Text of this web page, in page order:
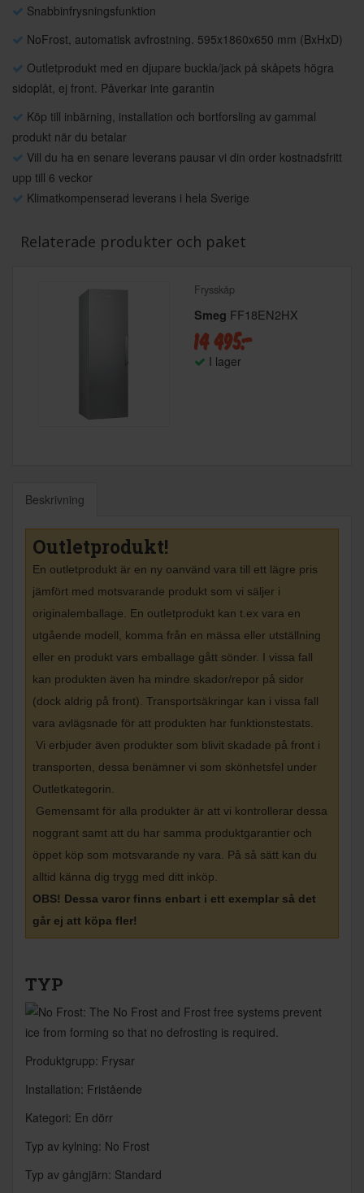
Snabbinfrysningsfunktion
NoFrost, automatisk avfrostning. 595x1860x650 mm (BxHxD)
Outletprodukt med en djupare buckla/jack på skåpets högra
sidoplåt, ej front. Påverkar inte garantin
Köp till inbärning, installation och bortforsling av gammal
produkt när du betalar
Vill du ha en senare leverans pausar vi din order kostnadsfritt
upp till 6 veckor
Klimatkompenserad leverans i hela Sverige
Relaterade produkter och paket
Frysskåp
Smeg FF18EN2HX
14 495:-
I lager
Beskrivning
Outletprodukt!
En outletprodukt är en ny oanvänd vara till ett lägre pris
jämfört med motsvarande produkt som vi säljer i
originalemballage. En outletprodukt kan t.ex vara en
utgående modell, komma från en mässa eller utställning
eller en produkt vars emballage gått sönder. I vissa fall
kan produkten även ha mindre skador/repor på sidor
(dock aldrig på front). Transportsäkringar kan i vissa fall
vara avlägsnade för att produkten har funktionstestats.
Vi erbjuder även produkter som blivit skadade på front i
transporten, dessa benämner vi som skönhetsfel under
Outletkategorin.
Gemensamt för alla produkter är att vi kontrollerar dessa
noggrant samt att du har samma produktgarantier och
öppet köp som motsvarande ny vara. På så sätt kan du
alltid känna dig trygg med ditt inköp
OBS! Dessa varor finns enbart i ett exemplar så det
går ej att köpa fler!
TYP
Produktgrupp: Frysar
Installation: Fristående
Kategori: En dörr
Typ av kylning: No Frost
Typ av gångjärn: Standard